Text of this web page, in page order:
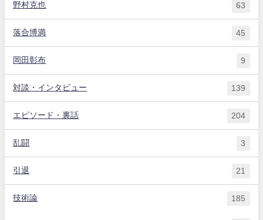
野村克也 63
落合博満 45
岡田彰布 9
対談・インタビュー 139
エピソード・裏話 204
乱闘 3
引退 21
技術論 185